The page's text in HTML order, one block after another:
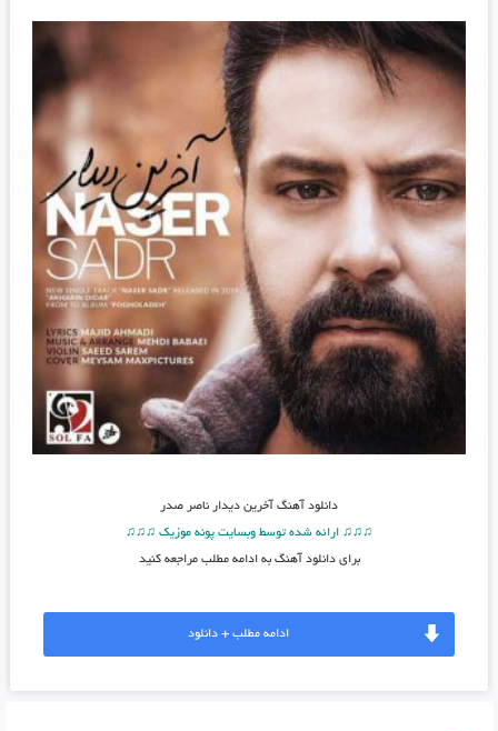
دانلود آهنگآخرین دیدار ناصر صدر
♫♫♫ ارائه شده توسط وبسایت پونه موزیک ♫♫♫
برای دانلود آهنگ به ادامه مطلب مراجعه کنید
ادامه مطلب + دانلود